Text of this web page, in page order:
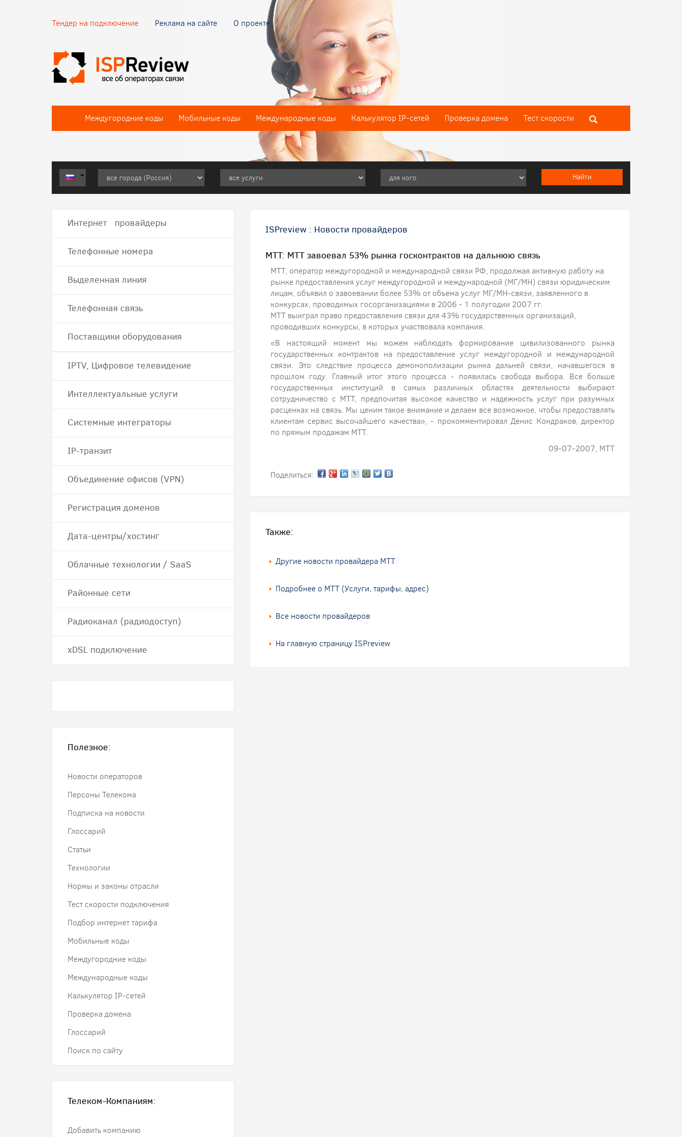
Тендер на подключение Реклама на сайте О проекте
Междугородние коды Мобильные коды Международные коды Калькулятор IP-сетей Проверка домена Тест скороcти
ISPreview : Новости провайдеров
МТТ: МТТ завоевал 53% рынка госконтрактов на дальнюю связь
МТТ, оператор междугородной и международной связи РФ, продолжая активную работу на
рынке предоставления услуг междугородной и международной (МГ/МН) связи юридическим
лицам, объявил о завоевании более 53% от объема услуг МГ/МН-связи, заявленного в
конкурсах, проводимых госорганизациями в 2006 - 1 полугодии 2007 гг.
МТТ выиграл право предоставления связи для 43% государственных организаций,
проводивших конкурсы, в которых участвовала компания.
«В настоящий момент мы можем наблюдать формирование цивилизованного рынка
государственных контрактов на предоставление услуг междугородной и международной
связи. Это следствие процесса демонополизации рынка дальней связи, начавшегося в
прошлом году. Главный итог этого процесса - появилась свобода выбора. Все больше
государственных институций в самых различных областях деятельности выбирают
сотрудничество с МТТ, предпочитая высокое качество и надежность услуг при разумных
расценках на связь. Мы ценим такое внимание и делаем все возможное, чтобы предоставлять
клиентам сервис высочайшего качества», - прокомментировал Денис Кондраков, директор
по прямым продажам МТТ.
09-07-2007, МТТ
Поделиться:
Также:
Другие новости провайдера МТТ
Подробнее о МТТ (Услуги, тарифы, адрес)
Все новости провайдеров
На главную страницу ISPreview
Интернет провайдеры
Телефонные номера
Выделенная линия
Телефонная связь
Поставщики оборудования
IPTV, Цифровое телевидение
Интеллектуальные услуги
Системные интеграторы
IP-транзит
Объединение офисов (VPN)
Регистрация доменов
Дата-центры/хостинг
Облачные технологии / SaaS
Районные сети
Радиоканал (радиодоступ)
хDSL подключение
Полезное:
Новости операторов
Персоны Телекома
Подписка на новости
Глоссарий
Статьи
Технологии
Нормы и законы отрасли
Тест скорости подключения
Подбор интернет тарифа
Мобильные коды
Междугородние коды
Международные коды
Калькулятор IP-сетей
Проверка домена
Глоссарий
Поиск по сайту
Телеком-Компаниям:
Добавить компанию